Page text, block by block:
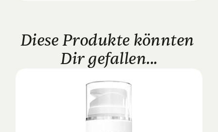
Diese Produkte könnten
Dir gefallen...